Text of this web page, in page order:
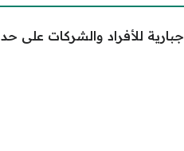
للأفراد والشركات على حد